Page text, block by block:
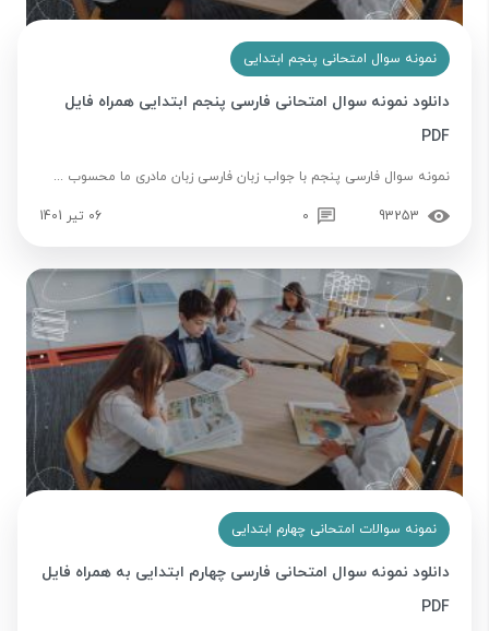
نمونه سوال امتحانی پنجم ابتدایی
دانلود نمونه سوال امتحانی فارسی پنجم ابتدایی همراه فایل
PDF
نمونه سوال فارسی پنجم با جواب زبان فارسی زبان مادری ما محسوب ...
93253
0 06 تیر 1401
نمونه سوالات امتحانی چهارم ابتدایی
دانلود نمونه سوال امتحانی فارسی چهارم ابتدایی به همراه فایل
PDF